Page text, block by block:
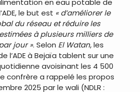
en eau potable de
le but est « d’améliorer le
du réseau et réduire les
à plusieurs milliers de
jour ». Selon El Watan, les
l’ADE à Bejaïa tablent sur une
avoisinant les 4 500
confrère a rappelé les propos
2025 par le wali (NDLR :